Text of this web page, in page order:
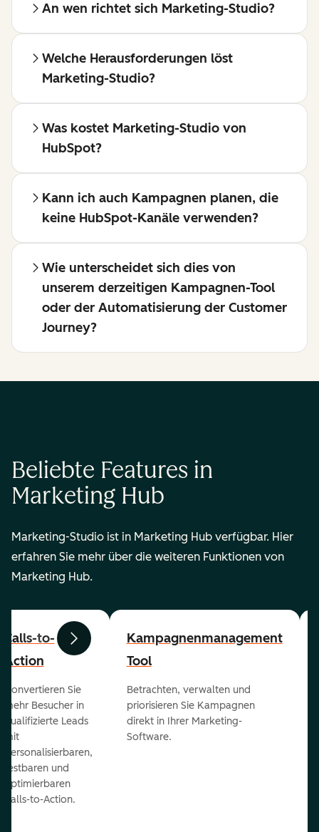
An wen richtet sich Marketing-Studio?
Welche Herausforderungen löst
Marketing-Studio?
Was kostet Marketing-Studio von
HubSpot?
Kann ich auch Kampagnen planen, die
keine HubSpot-Kanäle verwenden?
Wie unterscheidet sich dies von
unserem derzeitigen Kampagnen-Tool
oder der Automatisierung der Customer
Journey?
Beliebte Features in
Marketing Hub
Marketing-Studio ist in Marketing Hub verfügbar. Hier
erfahren Sie mehr über die weiteren Funktionen von
Marketing Hub.
ZurückWeiter
Calls-to-
Action
Konvertieren Sie
mehr Besucher in
qualifizierte Leads
mit
personalisierbaren,
testbaren und
optimierbaren
Calls-to-Action.
Kampagnenmanagement
Tool
Betrachten, verwalten und
priorisieren Sie Kampagnen
direkt in Ihrer Marketing-
Software.